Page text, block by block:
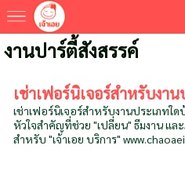
งานปาร์ตี้สังสรรค์
เช่าเฟอร์นิเจอร์สำหรับงา
เช่าเฟอร์นิเจอร์สำหรับงานประเภทใด
หัวใจสำคัญที่ช่วย "เปลี่ยน" ธีมงาน แล
สำหรับ "เจ้าเอย บริการ"